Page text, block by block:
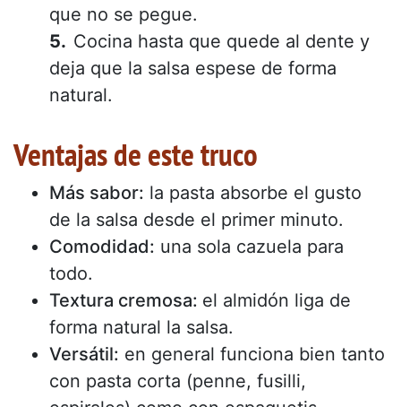
que no se pegue.
Cocina hasta que quede al dente y
deja que la salsa espese de forma
natural.
Ventajas de este truco
Más sabor: la pasta absorbe el gusto
de la salsa desde el primer minuto.
Comodidad: una sola cazuela para
todo.
Textura cremosa: el almidón liga de
forma natural la salsa.
Versátil: en general funciona bien tanto
con pasta corta (penne, fusilli,